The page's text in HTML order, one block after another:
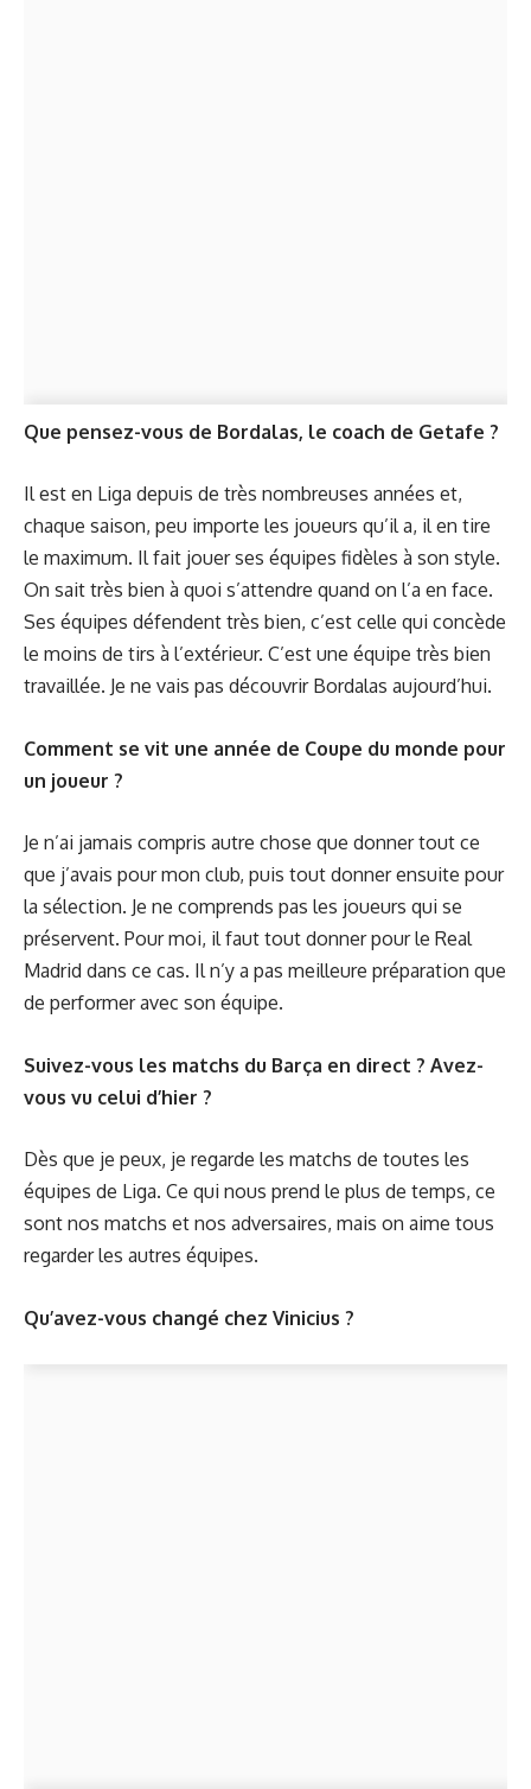
Que pensez-vous de Bordalas, le coach de Getafe ?
Il est en Liga depuis de très nombreuses années et,
chaque saison, peu importe les joueurs qu’il a, il en tire
le maximum. Il fait jouer ses équipes fidèles à son style.
On sait très bien à quoi s’attendre quand on l’a en face.
Ses équipes défendent très bien, c’est celle qui concède
le moins de tirs à l’extérieur. C’est une équipe très bien
travaillée. Je ne vais pas découvrir Bordalas aujourd’hui.
Comment se vit une année de Coupe du monde pour
un joueur ?
Je n’ai jamais compris autre chose que donner tout ce
que j’avais pour mon club, puis tout donner ensuite pour
la sélection. Je ne comprends pas les joueurs qui se
préservent. Pour moi, il faut tout donner pour le Real
Madrid dans ce cas. Il n’y a pas meilleure préparation que
de performer avec son équipe.
Suivez-vous les matchs du Barça en direct ? Avez-
vous vu celui d’hier ?
Dès que je peux, je regarde les matchs de toutes les
équipes de Liga. Ce qui nous prend le plus de temps, ce
sont nos matchs et nos adversaires, mais on aime tous
regarder les autres équipes.
Qu’avez-vous changé chez Vinicius ?